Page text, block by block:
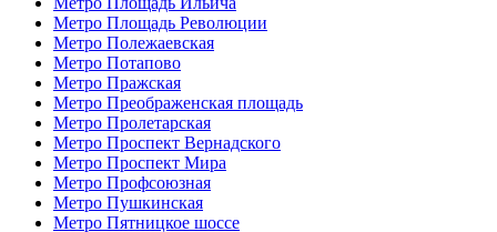
Метро Площадь Революции
Метро Полежаевская
Метро Потапово
Метро Пражская
Метро Преображенская площадь
Метро Пролетарская
Метро Проспект Вернадского
Метро Проспект Мира
Метро Профсоюзная
Метро Пушкинская
Метро Пятницкое шоссе